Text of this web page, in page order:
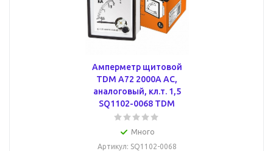
Амперметр щитовой
TDM А72 2000А AC,
аналоговый, кл.т. 1,5
SQ1102-0068 TDM
Много
Артикул: SQ1102-0068